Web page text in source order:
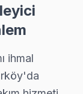
ihmal